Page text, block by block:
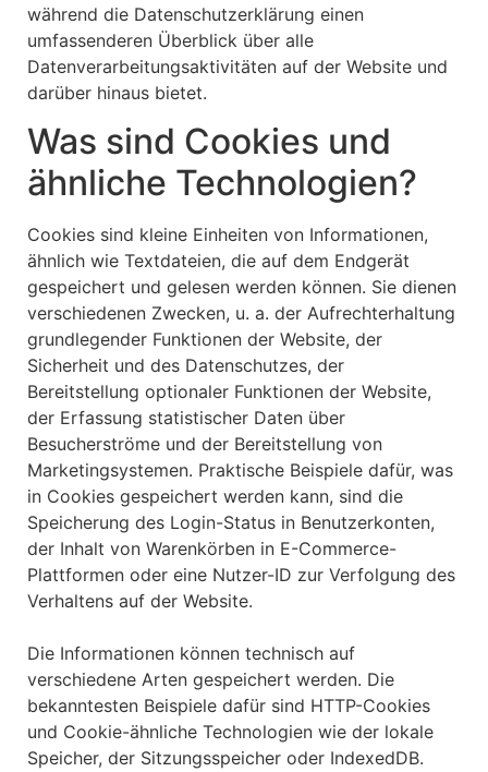
während die Datenschutzerklärung einen
umfassenderen Überblick über alle
Datenverarbeitungsaktivitäten auf der Website und
darüber hinaus bietet.
Was sind Cookies und
ähnliche Technologien?
Cookies sind kleine Einheiten von Informationen,
ähnlich wie Textdateien, die auf dem Endgerät
gespeichert und gelesen werden können. Sie dienen
verschiedenen Zwecken, u. a. der Aufrechterhaltung
grundlegender Funktionen der Website, der
Sicherheit und des Datenschutzes, der
Bereitstellung optionaler Funktionen der Website,
der Erfassung statistischer Daten über
Besucherströme und der Bereitstellung von
Marketingsystemen. Praktische Beispiele dafür, was
in Cookies gespeichert werden kann, sind die
Speicherung des Login-Status in Benutzerkonten,
der Inhalt von Warenkörben in E-Commerce-
Plattformen oder eine Nutzer-ID zur Verfolgung des
Verhaltens auf der Website.
Die Informationen können technisch auf
verschiedene Arten gespeichert werden. Die
bekanntesten Beispiele dafür sind HTTP-Cookies
und Cookie-ähnliche Technologien wie der lokale
Speicher, der Sitzungsspeicher oder IndexedDB.